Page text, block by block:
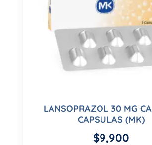
LANSOPRAZOL 30 MG
CAPSULAS (MK)
$9,900